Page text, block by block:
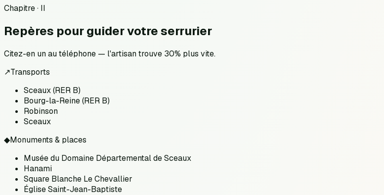
Chapitre · II
Repères pourguider votre serrurier
Citez-en un au téléphone — l'artisan trouve 30% plus vite.
↗Transports
Sceaux (RER B)
Bourg-la-Reine (RER B)
Robinson
Sceaux
◆Monuments & places
Musée du Domaine Départemental de Sceaux
Hanami
Square Blanche Le Chevallier
Église Saint-Jean-Baptiste